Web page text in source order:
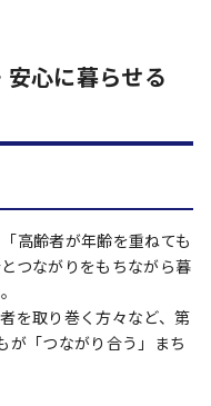
心に暮らせる
高齢者が年齢を重ねても
つながりをもちながら暮
を取り巻く方々など、第
が「つながり合う」まち